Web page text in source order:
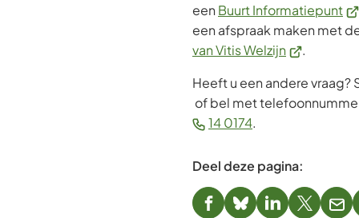
een Buurt Informatiepunt
een afspraak maken met
van Vitis Welzijn(Verwijst
een
externe
.
Heeft u een andere vraag?
of bel met
14 0174(Verwijst
een
.
Deel deze pagina:
(Verwijst(Verwijst(Verwijst(Verwijst